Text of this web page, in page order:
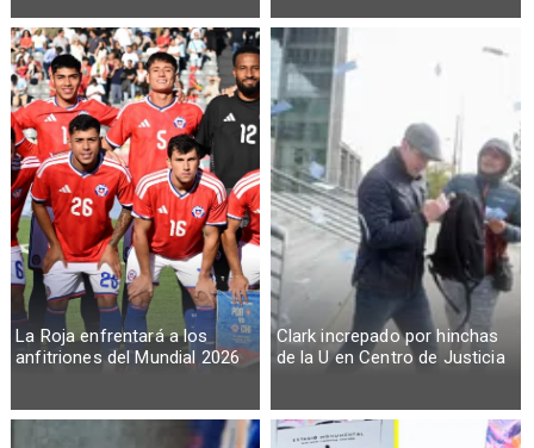
La Roja enfrentará a los
anfitriones del Mundial 2026
Clark increpado por hinchas
de la U en Centro de Justicia